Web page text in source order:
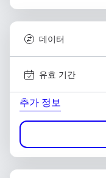
데이터
유효 기간
추가 정보